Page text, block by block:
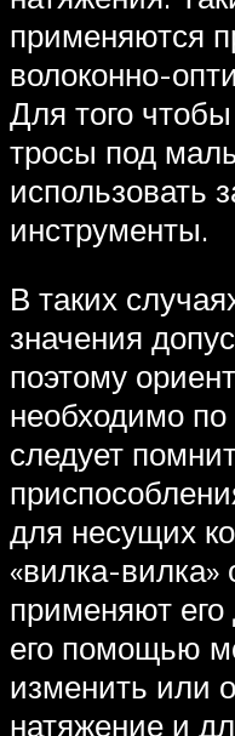
применяются
волоконно-
Для того
тросы под
использовать
инструменты.
В таких
значения
поэтому
необходимо
следует
для несущих
«вилка-вилка»
применяют
его помощью
изменить или
натяжение и